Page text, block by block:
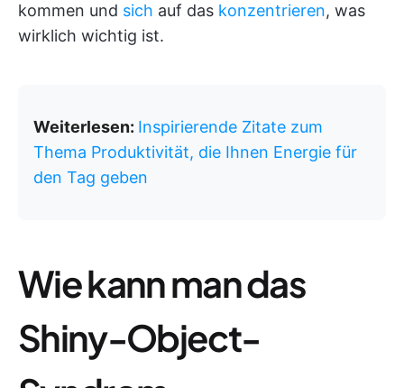
kommen und sich auf das konzentrieren, was
wirklich wichtig ist.
Weiterlesen: Inspirierende Zitate zum
Thema Produktivität, die Ihnen Energie für
den Tag geben
Wie kann man das
Shiny-Object-